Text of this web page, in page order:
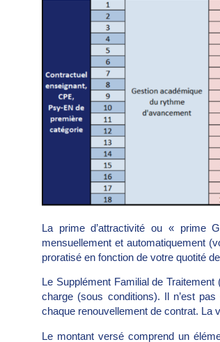
La prime d’attractivité ou « prime
mensuellement et automatiquement
proratisé en fonction de votre quotité
Le Supplément Familial de
charge (sous conditions). Il n’est
chaque renouvellement de contrat. La
Le montant versé comprend un